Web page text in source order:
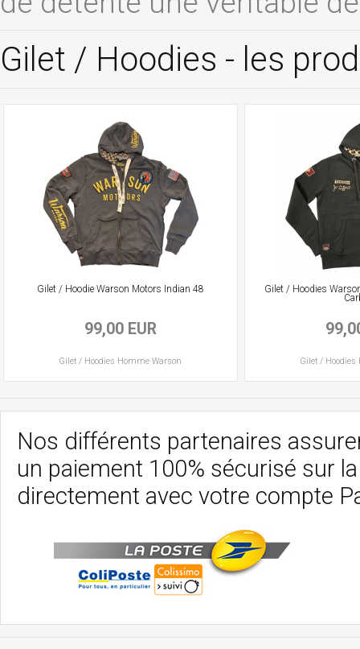
Gilet / Hoodies - les
Gilet / Hoodie Warson Motors Indian 48
99,00 EUR
Gilet / Hoodies Homme Warson
Gilet / Hoodies
Gilet / Hoodies
Nos différents partenaires
un paiement 100% sécurisé sur
directement avec votre compte